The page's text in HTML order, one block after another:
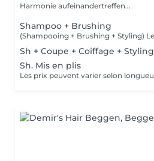
Harmonie aufeinandertreffen...
Shampoo + Brushing
Sh + Coupe + Coiffage + Styling
Sh. Mis en plis